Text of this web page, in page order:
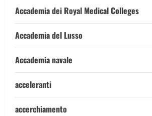
Accademia dei Royal Medical Colleges
Accademia del Lusso
Accademia navale
acceleranti
accerchiamento